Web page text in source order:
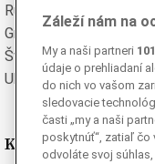
Rumunská
Grécka
Švédska
Ukrajinská
Kde nás nájdete
Záleží nám na
My a naši partneri
údaje o prehliadaní
do nich vo vašom
sledovacie
časti „my a naši
poskytnúť“, zatiaľ čo
odvoláte svoj